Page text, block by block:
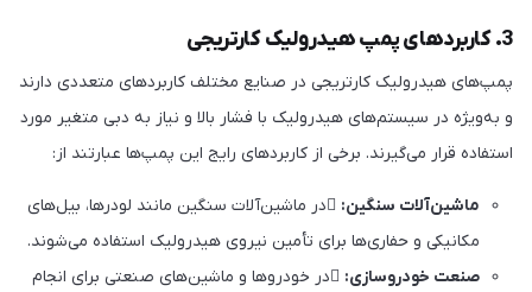
3. کاربردهای پمپ هیدرولیک کارتریجی
پمپ‌های هیدرولیک کارتریجی در صنایع مختلف کاربردهای متعددی دارند
و به‌ویژه در سیستم‌های هیدرولیک با فشار بالا و نیاز به دبی متغیر مورد
استفاده قرار می‌گیرند. برخی از کاربردهای رایج این پمپ‌ها عبارتند از:
ماشین‌آلات سنگین:
در ماشین‌آلات سنگین مانند لودرها، بیل‌های
مکانیکی و حفاری‌ها برای تأمین نیروی هیدرولیک استفاده می‌شوند.
صنعت خودروسازی:
در خودروها و ماشین‌های صنعتی برای انجام